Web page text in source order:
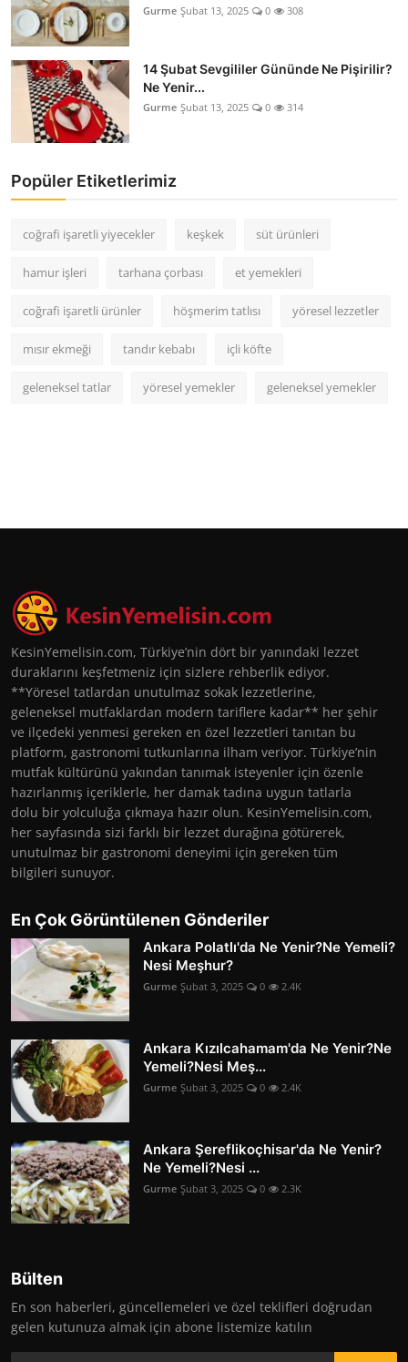
Gurme Şubat 13, 2025 0 308
14 Şubat Sevgililer Gününde Ne Pişirilir?
Ne Yenir...
Gurme Şubat 13, 2025 0 314
Popüler Etiketlerimiz
coğrafi işaretli yiyecekler keşkek süt ürünleri
hamur işleri tarhana çorbası et yemekleri
coğrafi işaretli ürünler höşmerim tatlısı yöresel lezzetler
mısır ekmeği tandır kebabı içli köfte
geleneksel tatlar yöresel yemekler geleneksel yemekler
KesinYemelisin.com, Türkiye’nin dört bir yanındaki lezzet
duraklarını keşfetmeniz için sizlere rehberlik ediyor.
**Yöresel tatlardan unutulmaz sokak lezzetlerine,
geleneksel mutfaklardan modern tariflere kadar** her şehir
ve ilçedeki yenmesi gereken en özel lezzetleri tanıtan bu
platform, gastronomi tutkunlarına ilham veriyor. Türkiye’nin
mutfak kültürünü yakından tanımak isteyenler için özenle
hazırlanmış içeriklerle, her damak tadına uygun tatlarla
dolu bir yolculuğa çıkmaya hazır olun. KesinYemelisin.com,
her sayfasında sizi farklı bir lezzet durağına götürerek,
unutulmaz bir gastronomi deneyimi için gereken tüm
bilgileri sunuyor.
En Çok Görüntülenen Gönderiler
Ankara Polatlı'da Ne Yenir?Ne Yemeli?
Nesi Meşhur?
Gurme Şubat 3, 2025 0 2.4K
Ankara Kızılcahamam'da Ne Yenir?Ne
Yemeli?Nesi Meş...
Gurme Şubat 3, 2025 0 2.4K
Ankara Şereflikoçhisar'da Ne Yenir?
Ne Yemeli?Nesi ...
Gurme Şubat 3, 2025 0 2.3K
Bülten
En son haberleri, güncellemeleri ve özel teklifleri doğrudan
gelen kutunuza almak için abone listemize katılın